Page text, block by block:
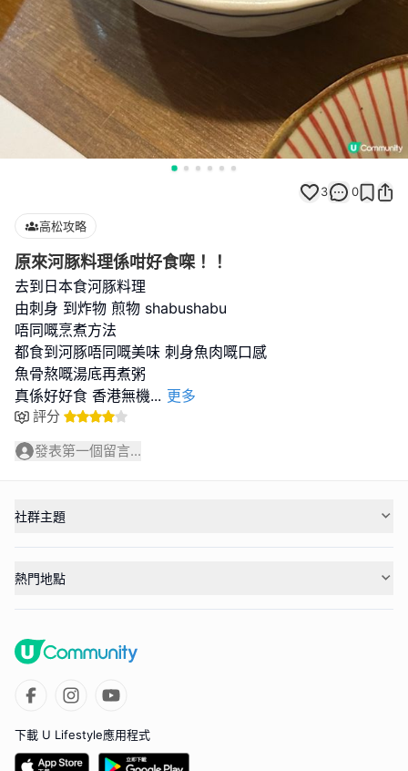
3 0
高松攻略
原來河豚料理係咁好食㗎！！
去到日本食河豚料理
由刺身 到炸物 煎物 shabushabu
唔同嘅烹煮方法
都食到河豚唔同嘅美味 刺身魚肉嘅口感
魚骨熬嘅湯底再煮粥
真係好好食 香港無機... 更多
評分
發表第一個留言...
社群主題
熱門地點
下載 U Lifestyle應用程式